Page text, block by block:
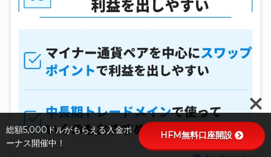
総額5,000ドルがもらえる入金ボ
ーナス開催中！
HFM無料口座開設